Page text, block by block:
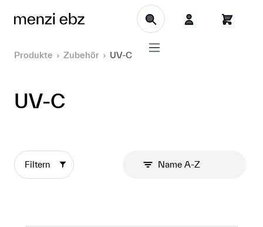
Zum Hauptinhalt springen
Produkte Zubehör UV-C
UV-C
Filtern Name A-Z